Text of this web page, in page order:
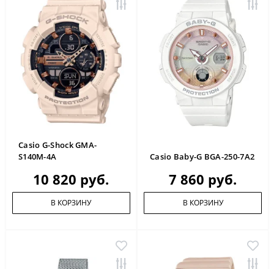
Casio G-Shock GMA-
S140M-4A
10 820 руб.
В КОРЗИНУ
Casio Baby-G BGA-250-7A2
7 860 руб.
В КОРЗИНУ